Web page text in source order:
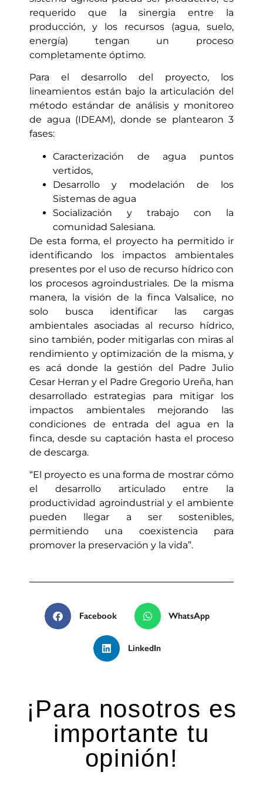
requerido que la sinergia entre la
producción, y los recursos (agua, suelo,
energía) tengan un proceso
completamente óptimo.
Para el desarrollo del proyecto, los
lineamientos están bajo la articulación del
método estándar de análisis y monitoreo
de agua (IDEAM), donde se plantearon 3
fases:
Caracterización de agua puntos
vertidos,
Desarrollo y modelación de los
Sistemas de agua
Socialización y trabajo con la
comunidad Salesiana.
De esta forma, el proyecto ha permitido ir
identificando los impactos ambientales
presentes por el uso de recurso hídrico con
los procesos agroindustriales. De la misma
manera, la visión de la finca Valsalice, no
solo busca identificar las cargas
ambientales asociadas al recurso hídrico,
sino también, poder mitigarlas con miras al
rendimiento y optimización de la misma, y
es acá donde la gestión del Padre Julio
Cesar Herran y el Padre Gregorio Ureña, han
desarrollado estrategias para mitigar los
impactos ambientales mejorando las
condiciones de entrada del agua en la
finca, desde su captación hasta el proceso
de descarga.
“El proyecto es una forma de mostrar cómo
el desarrollo articulado entre la
productividad agroindustrial y el ambiente
pueden llegar a ser sostenibles,
permitiendo una coexistencia para
promover la preservación y la vida”.
Facebook WhatsApp
LinkedIn
¡Para nosotros es
importante tu
opinión!